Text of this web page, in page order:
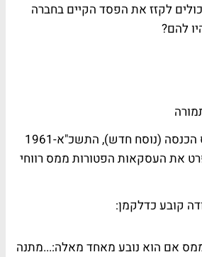
לקזז את הפסד הקיים בחברה
להם?
סעיף 97 לפקודת מס הכנסה (נוסח חדש), התשכ"א-1961
את העסקאות הפטורות ממס רווחי
ממס אם הוא נובע מאחד מאלה:...מתנה